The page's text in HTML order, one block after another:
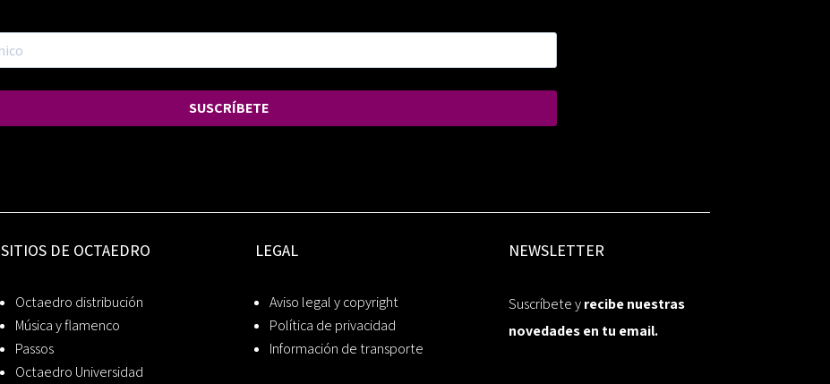
SUSCRÍBETE
SITIOS DE OCTAEDRO
Octaedro distribución
Música y flamenco
Passos
Octaedro Universidad
LEGAL
Aviso legal y copyright
Política de privacidad
Información de transporte
NEWSLETTER
Suscríbete yrecibe nuestras
novedades en tu email.